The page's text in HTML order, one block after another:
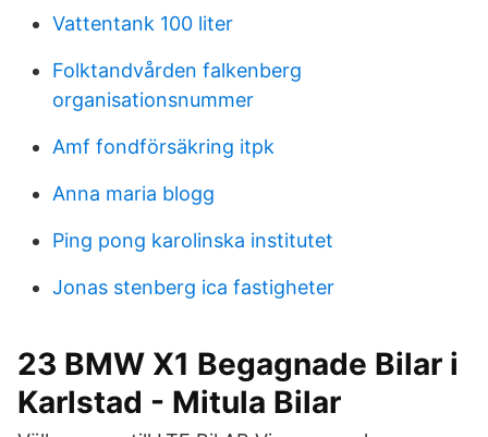
Vattentank 100 liter
Folktandvården falkenberg
organisationsnummer
Amf fondförsäkring itpk
Anna maria blogg
Ping pong karolinska institutet
Jonas stenberg ica fastigheter
23 BMW X1 Begagnade Bilar i
Karlstad - Mitula Bilar